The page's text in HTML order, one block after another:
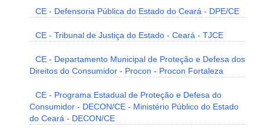
CE - Defensoria Pública do Estado do Ceará - DPE/CE
CE - Tribunal de Justiça do Estado - Ceará - TJCE
CE - Departamento Municipal de Proteção e Defesa dos
Direitos do Consumidor - Procon - Procon Fortaleza
CE - Programa Estadual de Proteção e Defesa do
Consumidor - DECON/CE - Ministério Público do Estado
do Ceará - DECON/CE